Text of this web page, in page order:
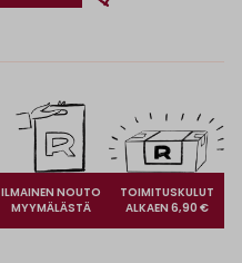
ILMAINEN NOUTO
MYYMÄLÄSTÄ
TOIMITUSKULUT
ALKAEN 6,90 €